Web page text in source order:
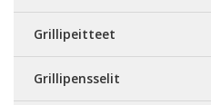
Grillipeitteet
Grillipensselit